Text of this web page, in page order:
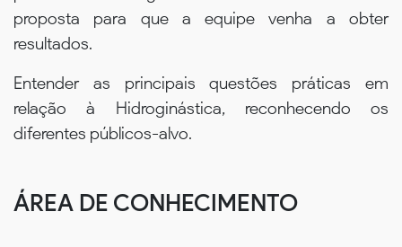
proposta para que a equipe venha a obter
resultados.
Entender as principais questões práticas em
relação à Hidroginástica, reconhecendo os
diferentes públicos-alvo.
ÁREA DE CONHECIMENTO